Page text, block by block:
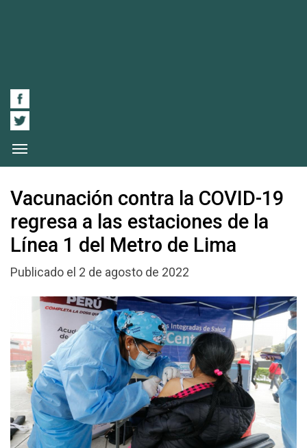
Vacunación contra la COVID-19
regresa a las estaciones de la
Línea 1 del Metro de Lima
Publicado el 2 de agosto de 2022